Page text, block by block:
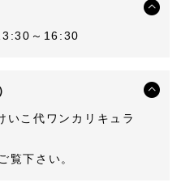
～16:30
こ代ワンカリキュラ
覧下さい。